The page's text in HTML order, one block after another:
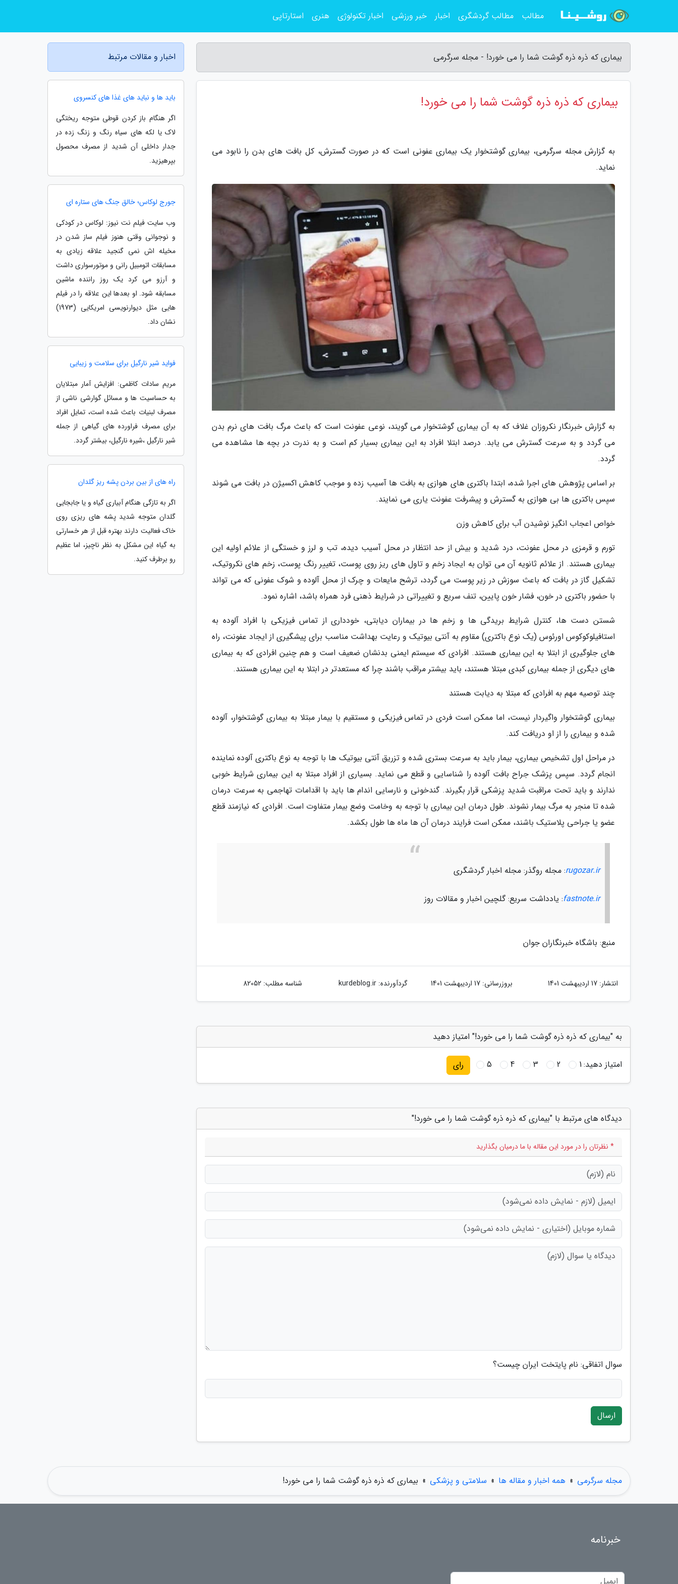
بیماری که ذره ذره گوشت شما را می خورد! - مجله سرگرمی
بیماری که ذره ذره گوشت شما را می خورد!
به گزارش مجله سرگرمی، بیماری گوشتخوار یک بیماری عفونی است که در صورت گسترش، کل بافت های بدن را نابود می
نماید.
به گزارش خبرنگار نکروزان غلاف که به آن بیماری گوشتخوار می گویند، نوعی عفونت است که باعث مرگ بافت های نرم بدن
می گردد و به سرعت گسترش می یابد. درصد ابتلا افراد به این بیماری بسیار کم است و به ندرت در بچه ها مشاهده می
گردد.
بر اساس پژوهش های اجرا شده، ابتدا باکتری های هوازی به بافت ها آسیب زده و موجب کاهش اکسیژن در بافت می شوند
سپس باکتری ها بی هوازی به گسترش و پیشرفت عفونت یاری می نمایند.
خواص اعجاب انگیز نوشیدن آب برای کاهش وزن
تورم و قرمزی در محل عفونت، درد شدید و بیش از حد انتظار در محل آسیب دیده، تب و لرز و خستگی از علائم اولیه این
بیماری هستند. از علائم ثانویه آن می توان به ایجاد زخم و تاول های ریز روی پوست، تغییر رنگ پوست، زخم های نکروتیک،
تشکیل گاز در بافت که باعث سوزش در زیر پوست می گردد، ترشح مایعات و چرک از محل آلوده و شوک عفونی که می تواند
با حضور باکتری در خون، فشار خون پایین، تنف سریع و تغییراتی در شرایط ذهنی فرد همراه باشد، اشاره نمود.
شستن دست ها، کنترل شرایط بریدگی ها و زخم ها در بیماران دیابتی، خودداری از تماس فیزیکی با افراد آلوده به
استافیلوکوکوس اورئوس (یک نوع باکتری) مقاوم به آنتی بیوتیک و رعایت بهداشت مناسب برای پیشگیری از ایجاد عفونت، راه
های جلوگیری از ابتلا به این بیماری هستند. افرادی که سیستم ایمنی بدنشان ضعیف است و هم چنین افرادی که به بیماری
های دیگری از جمله بیماری کبدی مبتلا هستند، باید بیشتر مراقب باشند چرا که مستعدتر در ابتلا به این بیماری هستند.
چند توصیه مهم به افرادی که مبتلا به دیابت هستند
بیماری گوشتخوار واگیردار نیست، اما ممکن است فردی در تماس فیزیکی و مستقیم با بیمار مبتلا به بیماری گوشتخوار، آلوده
شده و بیماری را از او دریافت کند.
در مراحل اول تشخیص بیماری، بیمار باید به سرعت بستری شده و تزریق آنتی بیوتیک ها با توجه به نوع باکتری آلوده نماینده
انجام گردد. سپس پزشک جراح بافت آلوده را شناسایی و قطع می نماید. بسیاری از افراد مبتلا به این بیماری شرایط خوبی
ندارند و باید تحت مراقبت شدید پزشکی قرار بگیرند. گندخونی و نارسایی اندام ها باید با اقدامات تهاجمی به سرعت درمان
شده تا منجر به مرگ بیمار نشوند. طول درمان این بیماری با توجه به وخامت وضع بیمار متفاوت است. افرادی که نیازمند قطع
عضو یا جراحی پلاستیک باشند، ممکن است فرایند درمان آن ها ماه ها طول بکشد.
rugozar.ir: مجله روگذر: مجله اخبار گردشگری
fastnote.ir: یادداشت سریع: گلچین اخبار و مقالات روز
منبع: باشگاه خبرنگاران جوان
انتشار: 17 اردیبهشت 1401 بروزرسانی: 17 اردیبهشت 1401 گردآورنده:kurdeblog.ir شناسه مطلب: 82052
به "بیماری که ذره ذره گوشت شما را می خورد!" امتیاز دهید
امتیاز دهید:1
2
3
4
5 رای
دیدگاه های مرتبط با "بیماری که ذره ذره گوشت شما را می خورد!"
* نظرتان را در مورد این مقاله با ما درمیان بگذارید
سوال اتفاقی: نام پایتخت ایران چیست؟
ارسال
اخبار و مقالات مرتبط
باید ها و نباید های غذا های کنسروی
اگر هنگام باز کردن قوطی متوجه ریختگی
لاک یا لکه های سیاه رنگ و زنگ زده در
جدار داخلی آن شدید از مصرف محصول
بپرهیزید.
جورج لوکاس؛ خالق جنگ های ستاره ای
وب سایت فیلم نت نیوز: لوکاس در کودکی
و نوجوانی وقتی هنوز فیلم ساز شدن در
مخیله اش نمی گنجید علاقه زیادی به
مسابقات اتومبیل رانی و موتورسواری داشت
و آرزو می کرد یک روز راننده ماشین
مسابقه شود. او بعدها این علاقه را در فیلم
هایی مثل دیوارنویسی امریکایی (1973)
نشان داد.
فواید شیر نارگیل برای سلامت و زیبایی
مریم سادات کاظمی: افزایش آمار مبتلایان
به حساسیت ها و مسائل گوارشی ناشی از
مصرف لبنیات باعث شده است، تمایل افراد
برای مصرف فراورده های گیاهی از جمله
شیر نارگیل ،شیره نارگیل، بیشتر گردد.
راه های از بین بردن پشه ریز گلدان
اگر به تازگی هنگام آبیاری گیاه و یا جابجایی
گلدان متوجه شدید پشه های ریزی روی
خاک فعالیت دارند بهتره قبل از هر خسارتی
به گیاه این مشکل به نظر ناچیز، اما عظیم
رو برطرف کنید.
مجله سرگرمی » همه اخبار و مقاله ها » سلامتی و پزشکی » بیماری که ذره ذره گوشت شما را می خورد!
مطالب مطالب گردشگری اخبار خبر ورزشی اخبار تکنولوژی هنری استارتاپی
خبرنامه